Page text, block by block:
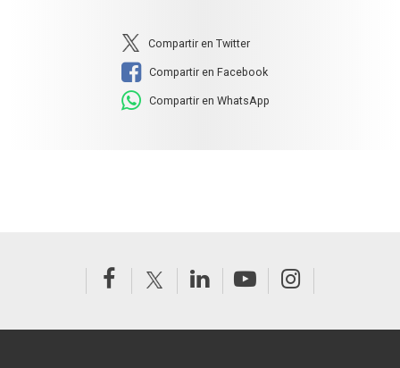
Compartir en Twitter
Compartir en Facebook
Compartir en WhatsApp